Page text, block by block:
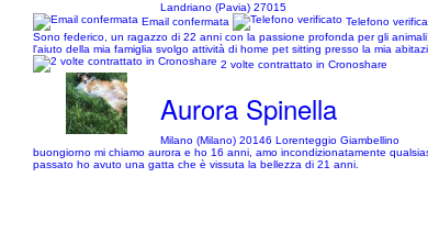
Landriano (Pavia) 27015
Email confermata
Telefono
Sono federico, un ragazzo di 22 anni con la passione profonda per gli
l'aiuto della mia famiglia svolgo attività di home pet sitting presso la mia
2 volte contrattato in Cronoshare
Aurora Spinella
Milano (Milano) 20146 Lorenteggio Giambellino
buongiorno mi chiamo aurora e ho 16 anni, amo incondizionatamente
passato ho avuto una gatta che è vissuta la bellezza di 21 anni.